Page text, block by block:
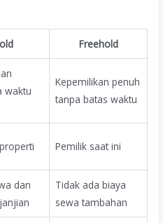
Freehold
waktu
Kepemilikan penuh
tanpa batas waktu
Pemilik saat ini
dan
Tidak ada biaya
sewa tambahan